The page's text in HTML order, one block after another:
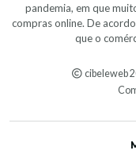
pandemia, em que
compras online. De
que o
cibeleweb